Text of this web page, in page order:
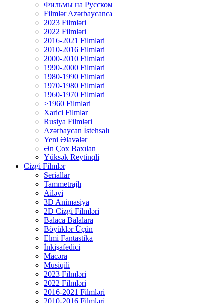
Фильмы на Русском
Filmlər Azərbaycanca
2023 Filmləri
2022 Filmləri
2016-2021 Filmləri
2010-2016 Filmləri
2000-2010 Filmləri
1990-2000 Filmləri
1980-1990 Filmləri
1970-1980 Filmləri
1960-1970 Filmləri
>1960 Filmləri
Xarici Filmlər
Rusiya Filmləri
Azərbaycan İstehsalı
Yeni Əlavələr
Ən Çox Baxılan
Yüksək Reytinqli
Cizgi Filmlər
Seriallar
Tammetrajlı
Ailəvi
3D Animasiya
2D Cizgi Filmləri
Balaca Balalara
Böyüklər Üçün
Elmi Fantastika
İnkişafedici
Macəra
Musiqili
2023 Filmləri
2022 Filmləri
2016-2021 Filmləri
2010-2016 Filmləri